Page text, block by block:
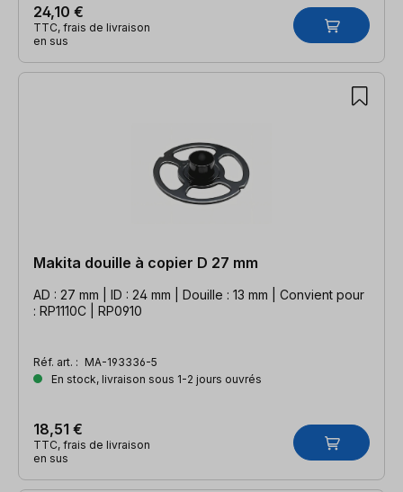
24,10 €
TTC, frais de livraison
en sus
Makita douille à copier D 27 mm
AD : 27 mm | ID : 24 mm | Douille : 13 mm | Convient pour
: RP1110C | RP0910
Réf. art. : MA-193336-5
En stock, livraison sous 1-2 jours ouvrés
18,51 €
TTC, frais de livraison
en sus